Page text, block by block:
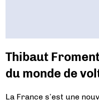
Thibaut
du monde de
La France s’est une